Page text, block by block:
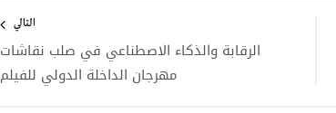
التالي
الرقابة والذكاء الاصطناعي في صلب نقاشات
مهرجان الداخلة الدولي للفيلم